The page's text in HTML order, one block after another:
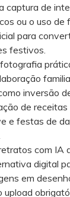
captura de
ou o uso de
para
festivos.
inversão
de receitas
e festas de
com IA
digital
em
upload